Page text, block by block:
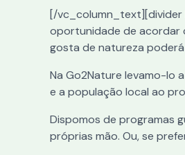
[/vc_column_text][divider
oportunidade de acordar
gosta de natureza
Na Go2Nature levamo-lo
e a população local ao
Dispomos de programas
próprias mão. Ou, se